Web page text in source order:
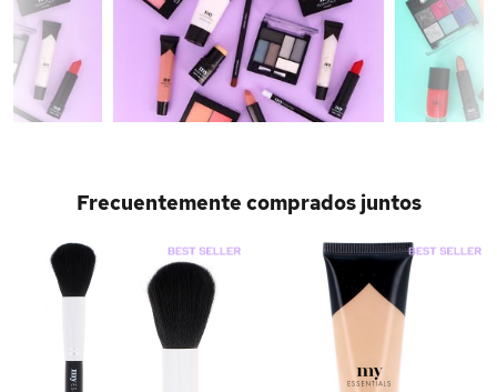
Frecuentemente comprados juntos